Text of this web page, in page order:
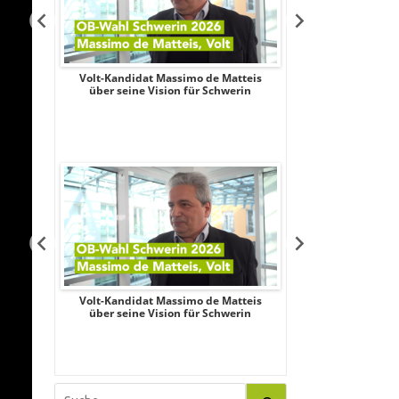
Volt-Kandidat Massimo de Matteis
über seine Vision für Schwerin
Volt-Kandidat Massimo de Matteis
über seine Vision für Schwerin